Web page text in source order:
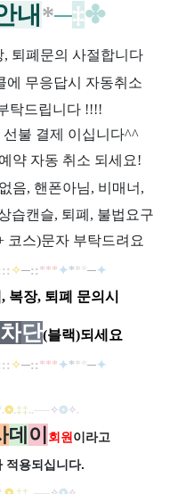
내 *─‡✤
퇴폐문의 사절합니다
에 무응답시 자동취소
탁드립니다 !!!!
선불 결제 이십니다^^
약 자동 취소 되세요!
음, 핸폰아님, 비매너,
습캔슬, 퇴폐, 불법요구
코스)문자 부탁드려요
✧─:: ***✦** ─✦
복장, 퇴폐 문의시
차단(블랙)되세요
✧─:: ***✦** ─✦
.❂.‡‡..── ✧❂✧.
데 이 회원이라고
적용되십니다.